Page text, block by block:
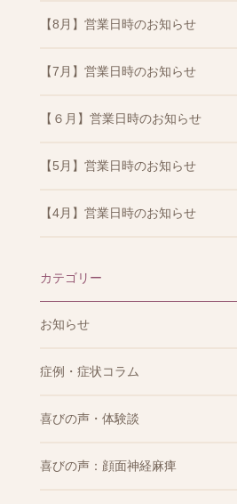
【8月】営業日時のお知らせ
【7月】営業日時のお知らせ
【６月】営業日時のお知らせ
【5月】営業日時のお知らせ
【4月】営業日時のお知らせ
カテゴリー
お知らせ
症例・症状コラム
喜びの声・体験談
喜びの声：顔面神経麻痺